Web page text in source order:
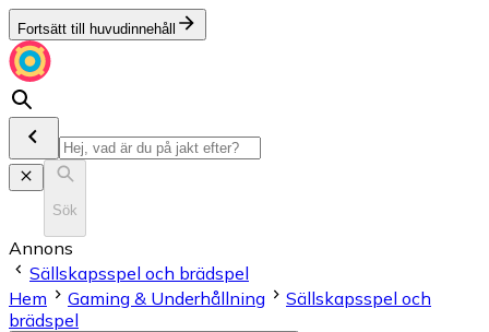
Fortsätt till huvudinnehåll
Sök
Annons
Sällskapsspel och brädspel
Hem
Gaming & Underhållning
Sällskapsspel och
brädspel